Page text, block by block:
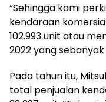
“Sehingga kami
kendaraan
102.993 unit atau
2022 yang sebanyak
Pada tahun itu,
total penjualan